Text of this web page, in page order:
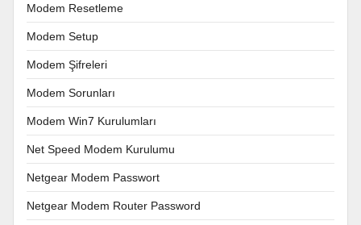
Modem Resetleme
Modem Setup
Modem Şifreleri
Modem Sorunları
Modem Win7 Kurulumları
Net Speed Modem Kurulumu
Netgear Modem Passwort
Netgear Modem Router Password